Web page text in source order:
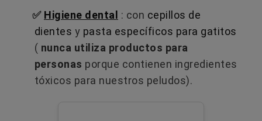
✅ Higiene dental : con cepillos de
dientes y pasta específicos para gatitos
( nunca utiliza productos para
personas porque contienen ingredientes
tóxicos para nuestros peludos).